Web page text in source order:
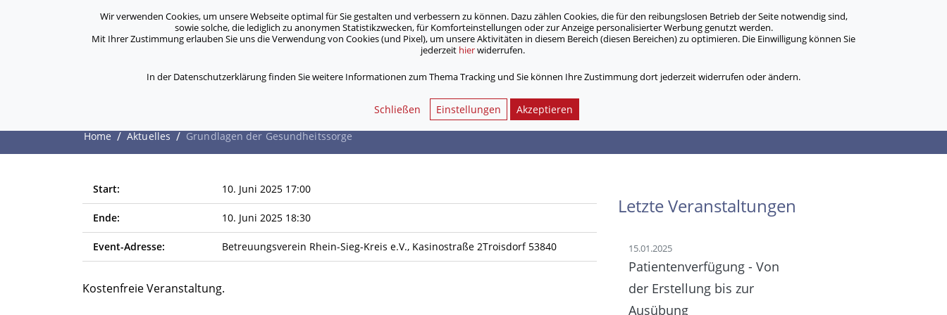
Standorte Jobs / Karriere
ASB Bonn/Rhein-Sieg/Eifel e.V.
Unsere Angebote Jobs & Karriere
Grundlagen der Gesundheitssorge
Home / Aktuelles / Grundlagen der Gesundheitssorge
Start: 10. Juni 2025 17:00
Ende: 10. Juni 2025 18:30
Event-Adresse: Betreuungsverein Rhein-Sieg-Kreis e.V., Kasinostraße 2Troisdorf 53840
Kostenfreie Veranstaltung.
Letzte Veranstaltungen
15.01.2025
Patientenverfügung - Von
der Erstellung bis zur
Ausübung
Wir verwenden Cookies, um unsere Webseite optimal für Sie gestalten und verbessern zu können. Dazu zählen Cookies, die für den reibungslosen Betrieb der Seite notwendig sind,
sowie solche, die lediglich zu anonymen Statistikzwecken, für Komforteinstellungen oder zur Anzeige personalisierter Werbung genutzt werden.
Mit Ihrer Zustimmung erlauben Sie uns die Verwendung von Cookies (und Pixel), um unsere Aktivitäten in diesem Bereich (diesen Bereichen) zu optimieren. Die Einwilligung können Sie
jederzeit hierwiderrufen.
In der Datenschutzerklärung finden Sie weitere Informationen zum Thema Tracking und Sie können Ihre Zustimmung dort jederzeit widerrufen oder ändern.
Schließen Einstellungen Akzeptieren